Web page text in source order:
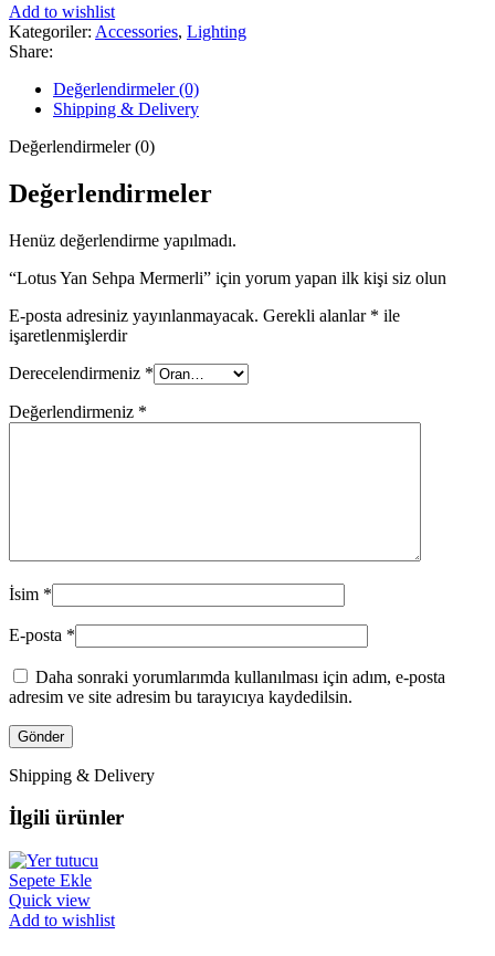
Add to wishlist
Kategoriler: Accessories, Lighting
Share:
Değerlendirmeler (0)
Shipping & Delivery
Değerlendirmeler (0)
Değerlendirmeler
Henüz değerlendirme yapılmadı.
“Lotus Yan Sehpa Mermerli” için yorum yapan ilk kişi siz olun
E-posta adresiniz yayınlanmayacak. Gerekli alanlar * ile
işaretlenmişlerdir
Derecelendirmeniz *
Değerlendirmeniz *
İsim *
E-posta *
Daha sonraki yorumlarımda kullanılması için adım, e-posta
adresim ve site adresim bu tarayıcıya kaydedilsin.
Shipping & Delivery
İlgili ürünler
Sepete Ekle
Quick view
Add to wishlist